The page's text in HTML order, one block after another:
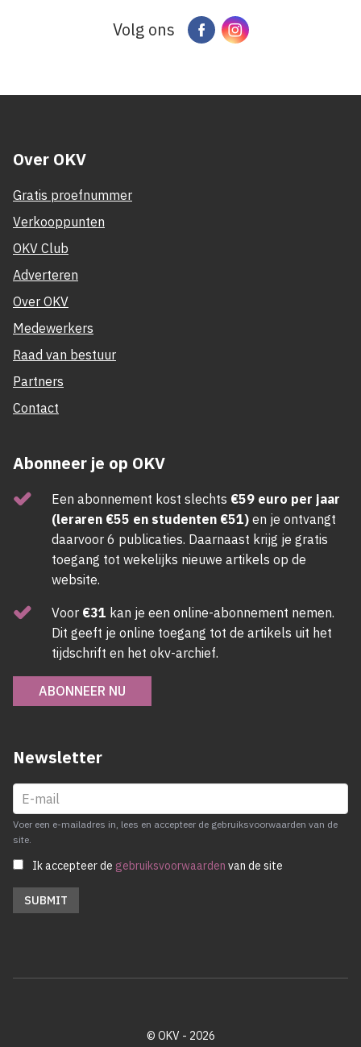
Volg ons FacebookInstagram
Over OKV
Gratis proefnummer
Verkooppunten
OKV Club
Adverteren
Over OKV
Medewerkers
Raad van bestuur
Partners
Contact
Abonneer je op OKV
Een abonnement kost slechts €59 euro per jaar
(leraren €55 en studenten €51) en je ontvangt
daarvoor 6 publicaties. Daarnaast krijg je gratis
toegang tot wekelijks nieuwe artikels op de
website.
Voor €31 kan je een online-abonnement nemen.
Dit geeft je online toegang tot de artikels uit het
tijdschrift en het okv-archief.
ABONNEER NU
Newsletter
Voer een e-mailadres in, lees en accepteer de gebruiksvoorwaarden van de
site.
Ik accepteer de gebruiksvoorwaarden van de site
© OKV - 2026